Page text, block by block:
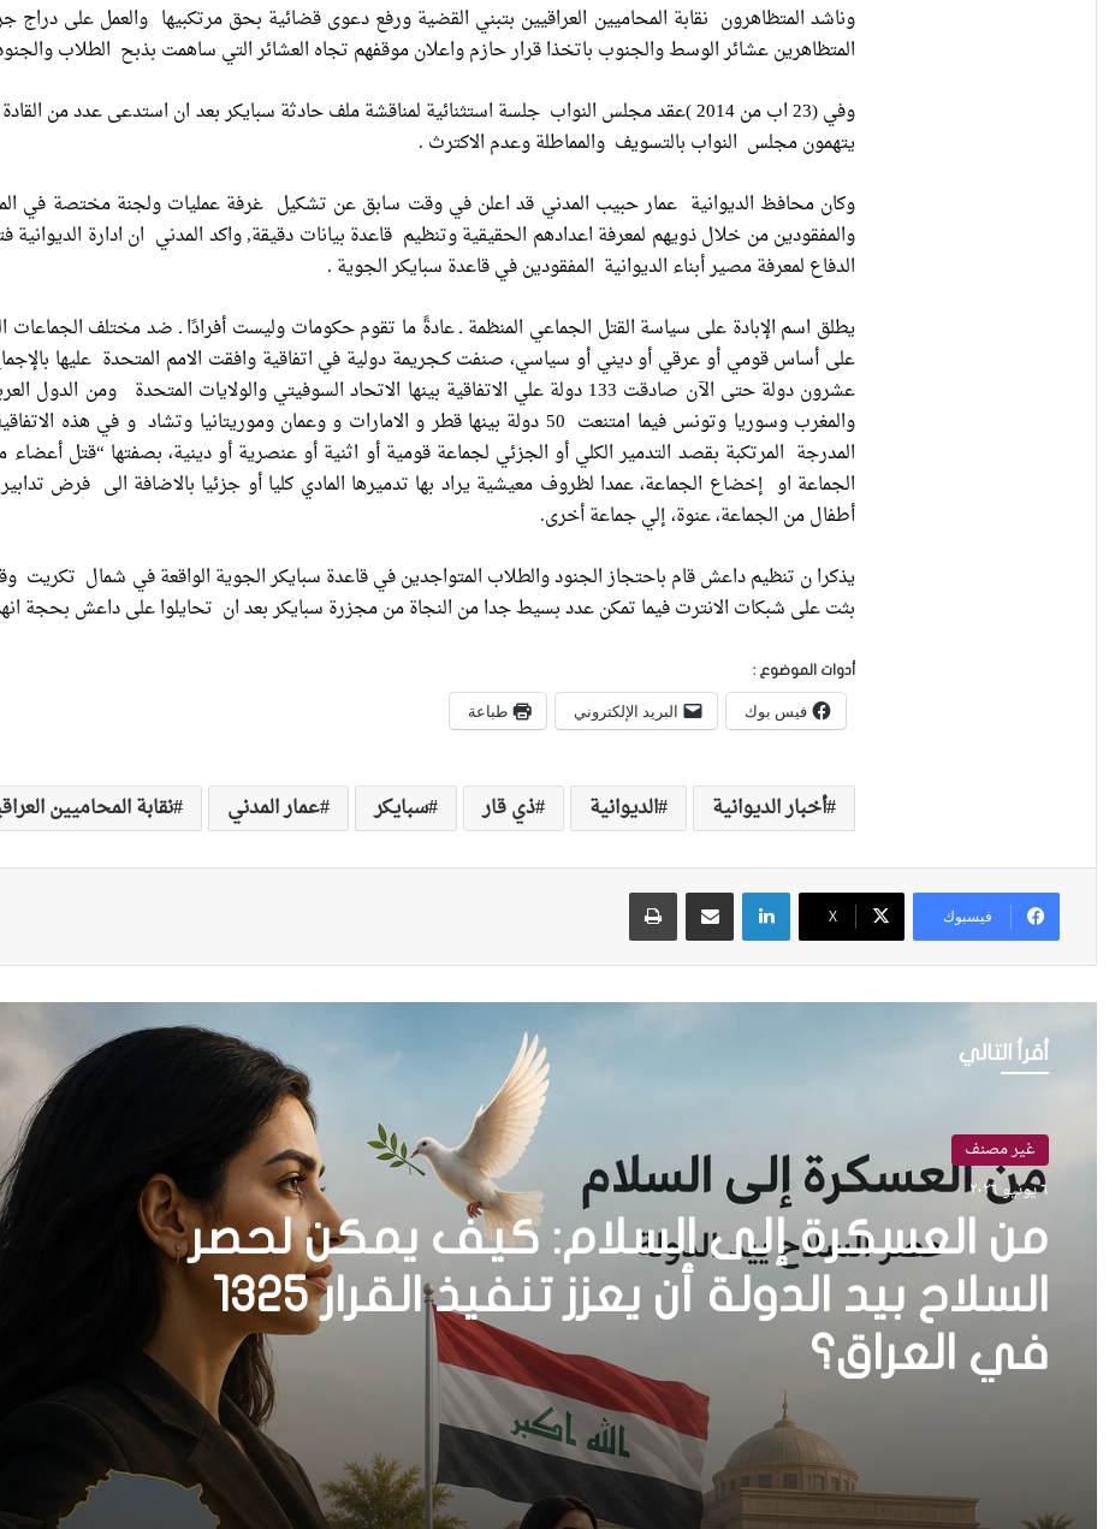
وناشد المتظاهرون نقابة المحاميين العراقيين بتبني القضية ورفع دعوى قضائية بحق مرتكبيها والعمل على
المتظاهرين عشائر الوسط والجنوب باتخذا قرار حازم واعلان موقفهم تجاه العشائر التي ساهمت بذبح الطلاب
وفي (23 اب من 2014 )عقد مجلس النواب جلسة استثنائية لمناقشة ملف حادثة سبايكر بعد ان استدعى عدد من
يتهمون مجلس النواب بالتسويف والمماطلة وعدم الاكترث .
وكان محافظ الديوانية عمار حبيب المدني قد اعلن في وقت سابق عن تشكيل غرفة عمليات ولجنة مختصة في
والمفقودين من خلال ذويهم لمعرفة اعدادهم الحقيقية وتنظيم قاعدة بيانات دقيقة, واكد المدني ان ادارة الديوانية
الدفاع لمعرفة مصير أبناء الديوانية المفقودين في قاعدة سبايكر الجوية .
يطلق اسم الإبادة على سياسة القتل الجماعي المنظمة ـ عادةً ما تقوم حكومات وليست أفرادًا ـ ضد مختلف الجماعات
عشرون دولة حتى الآن صادقت 133 دولة علي الاتفاقية بينها الاتحاد السوفيتي والولايات
والمغرب وسوريا وتونس فيما امتنعت 50 دولة بينها قطر و الامارات و وعمان وموريتانيا وتشاد
المدرجة المرتكبة بقصد التدمير الكلي أو الجزئي لجماعة قومية أو اثنية أو عنصرية أو دينية، بصفتها “قتل
الجماعة او إخضاع الجماعة، عمدا لظروف معيشية يراد بها تدميرها المادي كليا أو جزئيا بالاضافة الى فرض
أطفال من الجماعة، عنوة، إلي جماعة أخرى.
يذكرا ن تنظيم داعش قام باحتجاز الجنود والطلاب المتواجدين في قاعدة سبايكر الجوية الواقعة في شمال تكريت
بثت على شبكات الانترت فيما تمكن عدد بسيط جدا من النجاة من مجزرة سبايكر بعد ان تحايلوا على داعش بحجة
أدوات الموضوع :
فيس بوك البريد الإلكتروني طباعة
أخبار الديوانية الديوانية ذي قار سبايكر عمار المدني نقابة المحاميين
فيسبوك X
لينكدإن
أقرأ التالي
غير مصنف
٦ يونيو ٢٠٢٦
من العسكرة إلى السلام: كيف يمكن لحصر
السلاح بيد الدولة أن يعزز تنفيذ القرار 1325
في العراق؟